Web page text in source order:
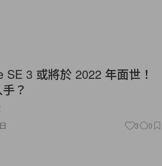
3 或將於 2022 年面世！
？
3 0